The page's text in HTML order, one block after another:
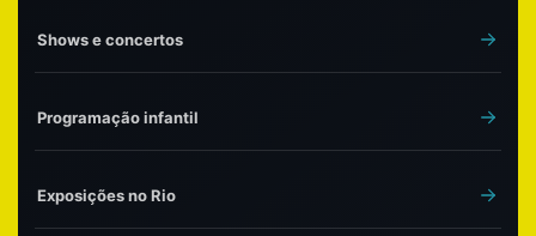
Shows e concertos
Programação infantil
Exposições no Rio